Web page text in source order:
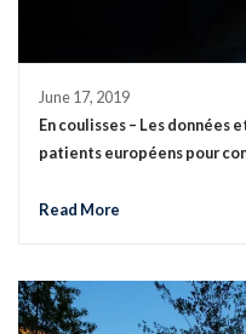
June 17, 2019
En coulisses – Les données
patients européens pour
Read More